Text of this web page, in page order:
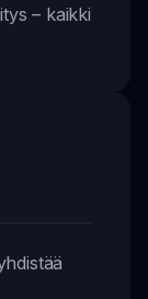
– kaikki